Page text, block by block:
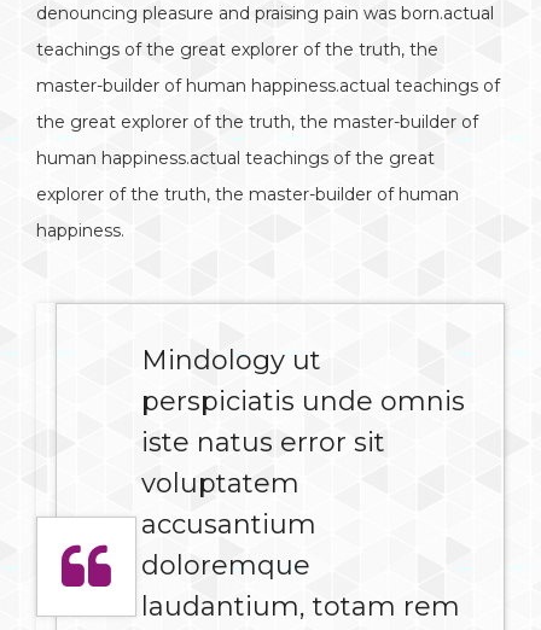
denouncing pleasure and praising pain was born.actual
teachings of the great explorer of the truth, the
master-builder of human happiness.actual teachings of
the great explorer of the truth, the master-builder of
human happiness.actual teachings of the great
explorer of the truth, the master-builder of human
happiness.
Mindology ut
perspiciatis unde omnis
iste natus error sit
voluptatem
accusantium
doloremque
laudantium, totam rem